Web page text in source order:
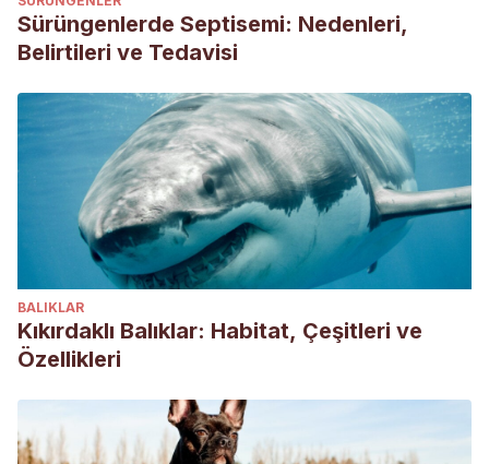
Sürüngenlerde Septisemi: Nedenleri,
Belirtileri ve Tedavisi
BALIKLAR
Kıkırdaklı Balıklar: Habitat, Çeşitleri ve
Özellikleri